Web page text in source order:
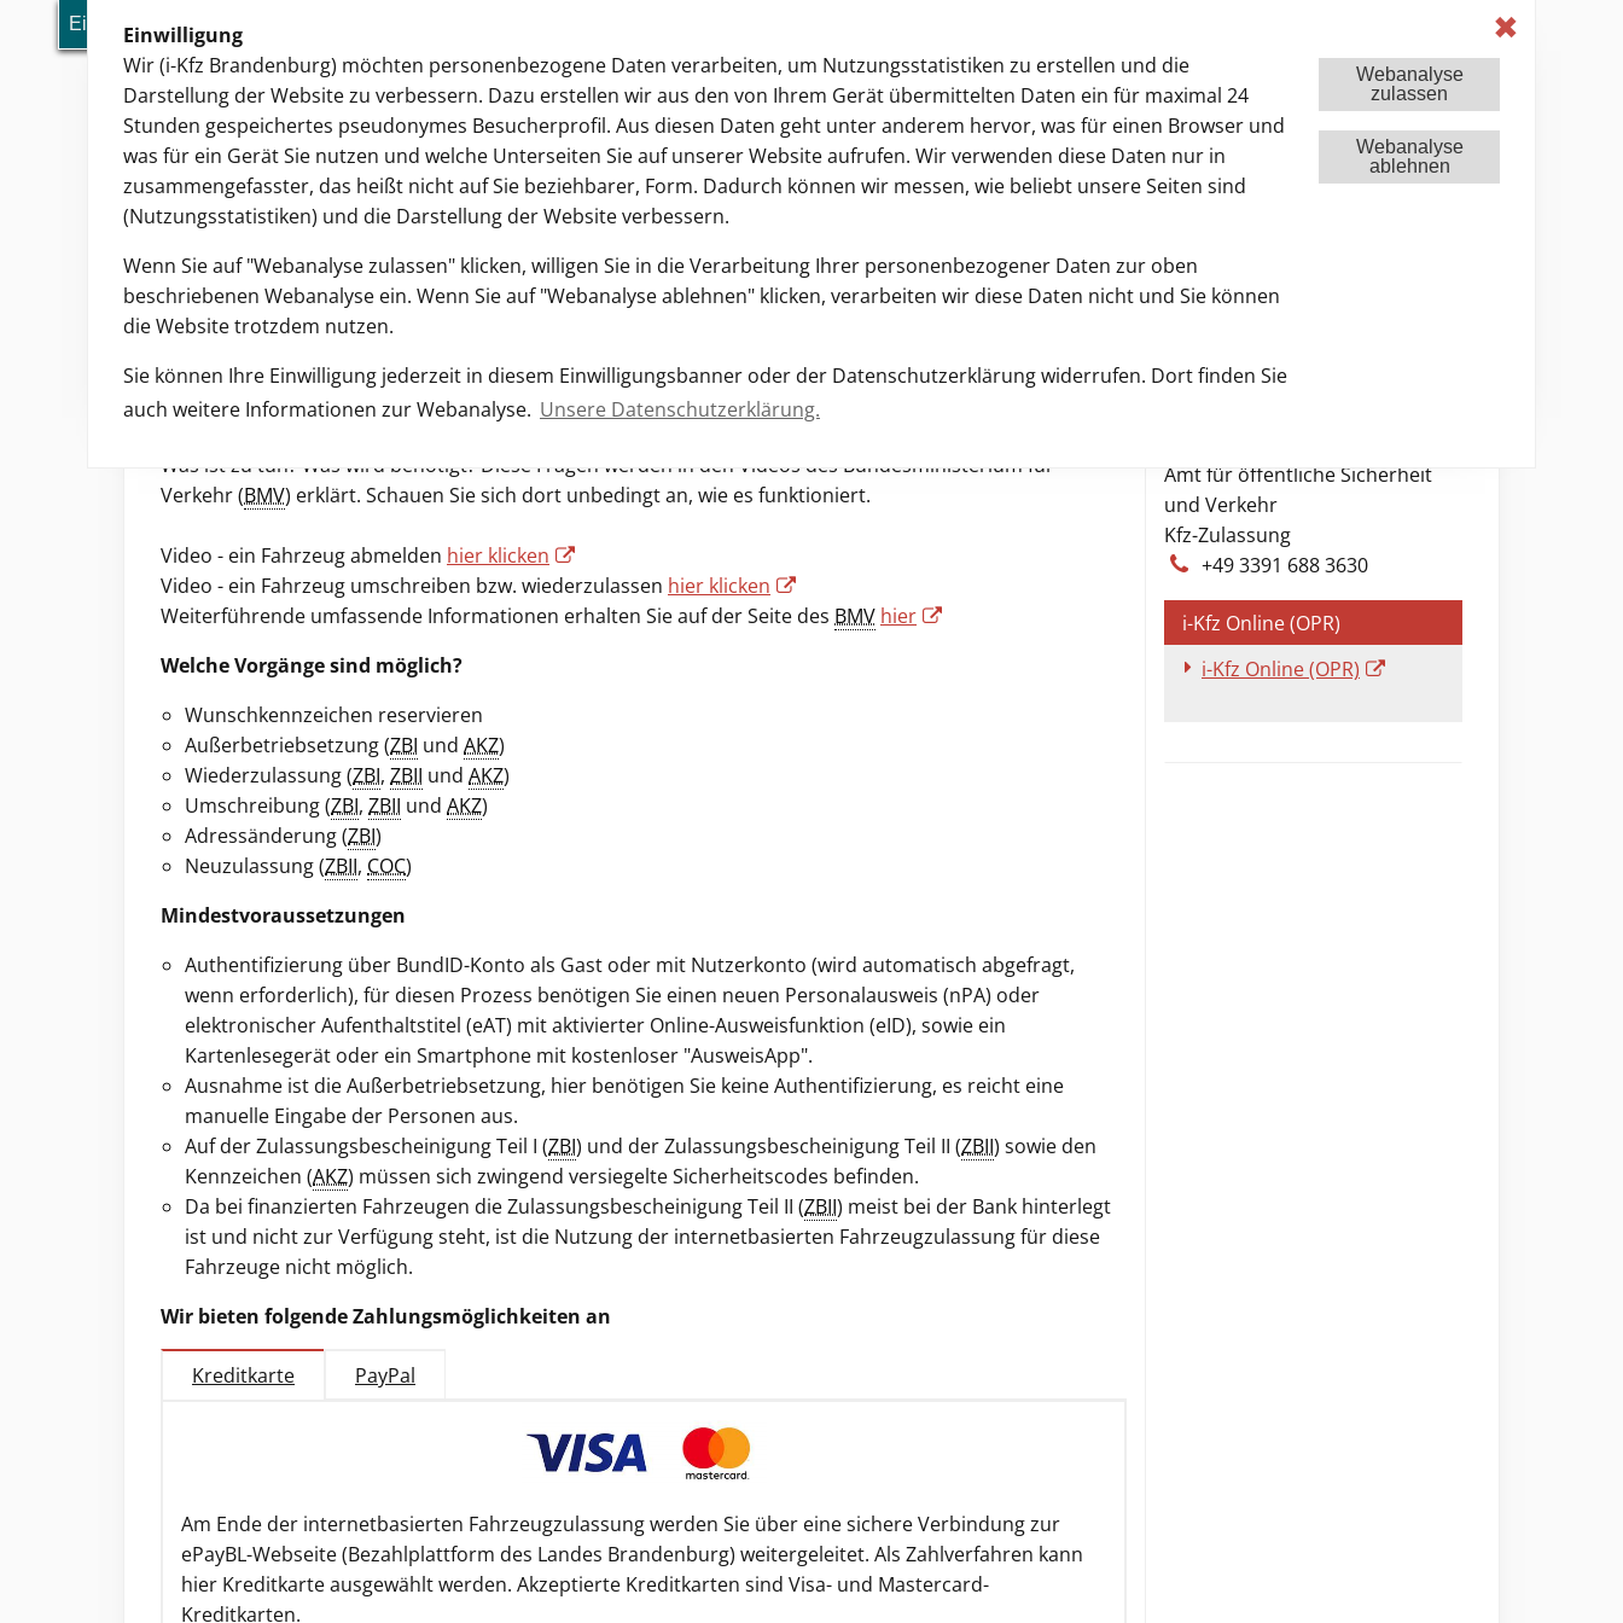
EinwilligungEinwilligung
Wir (i-Kfz Brandenburg) möchten personenbezogene Daten verarbeiten, um Nutzungsstatistiken zu erstellen und die
Darstellung der Website zu verbessern. Dazu erstellen wir aus den von Ihrem Gerät übermittelten Daten ein für maximal 24
Stunden gespeichertes pseudonymes Besucherprofil. Aus diesen Daten geht unter anderem hervor, was für einen Browser und
was für ein Gerät Sie nutzen und welche Unterseiten Sie auf unserer Website aufrufen. Wir verwenden diese Daten nur in
zusammengefasster, das heißt nicht auf Sie beziehbarer, Form. Dadurch können wir messen, wie beliebt unsere Seiten sind
(Nutzungsstatistiken) und die Darstellung der Website verbessern.
Wenn Sie auf "Webanalyse zulassen" klicken, willigen Sie in die Verarbeitung Ihrer personenbezogener Daten zur oben
beschriebenen Webanalyse ein. Wenn Sie auf "Webanalyse ablehnen" klicken, verarbeiten wir diese Daten nicht und Sie können
die Website trotzdem nutzen.
Sie können Ihre Einwilligung jederzeit in diesem Einwilligungsbanner oder der Datenschutzerklärung widerrufen. Dort finden Sie
auch weitere Informationen zur Webanalyse.
✖
Unsere Datenschutzerklärung.
Webanalyse
zulassen
Webanalyse
ablehnen
ikfz.brandenburg.de
Sie sind hier: Start Kfz-Zulassungsbehörden OPR Ostprignitz-Ruppin
Landkreis Ostprignitz-Ruppin
Herzlich willkommen zur internetbasierten Fahrzeugzulassung
Was ist zu tun? Was wird benötigt? Diese Fragen werden in den Videos des Bundesministerium für
Verkehr (BMV) erklärt. Schauen Sie sich dort unbedingt an, wie es funktioniert.
Video - ein Fahrzeug abmelden hier klicken
Video - ein Fahrzeug umschreiben bzw. wiederzulassen hier klicken
Weiterführende umfassende Informationen erhalten Sie auf der Seite des BMV hier
Welche Vorgänge sind möglich?
Wunschkennzeichen reservieren
Außerbetriebsetzung (ZBI und AKZ)
Wiederzulassung (ZBI, ZBII und AKZ)
Umschreibung (ZBI, ZBII und AKZ)
Adressänderung (ZBI)
Neuzulassung (ZBII, COC)
Mindestvoraussetzungen
Authentifizierung über BundID-Konto als Gast oder mit Nutzerkonto (wird automatisch abgefragt,
wenn erforderlich), für diesen Prozess benötigen Sie einen neuen Personalausweis (nPA) oder
elektronischer Aufenthaltstitel (eAT) mit aktivierter Online-Ausweisfunktion (eID), sowie ein
Kartenlesegerät oder ein Smartphone mit kostenloser "AusweisApp".
Ausnahme ist die Außerbetriebsetzung, hier benötigen Sie keine Authentifizierung, es reicht eine
manuelle Eingabe der Personen aus.
Auf der Zulassungsbescheinigung Teil I (ZBI) und der Zulassungsbescheinigung Teil II (ZBII) sowie den
Kennzeichen (AKZ) müssen sich zwingend versiegelte Sicherheitscodes befinden.
Da bei finanzierten Fahrzeugen die Zulassungsbescheinigung Teil II (ZBII) meist bei der Bank hinterlegt
ist und nicht zur Verfügung steht, ist die Nutzung der internetbasierten Fahrzeugzulassung für diese
Fahrzeuge nicht möglich.
Wir bieten folgende Zahlungsmöglichkeiten an
Kreditkarte PayPal
Am Ende der internetbasierten Fahrzeugzulassung werden Sie über eine sichere Verbindung zur
ePayBL-Webseite (Bezahlplattform des Landes Brandenburg) weitergeleitet. Als Zahlverfahren kann
hier Kreditkarte ausgewählt werden. Akzeptierte Kreditkarten sind Visa- und Mastercard-
Kreditkarten.
Kontakt
Amt für öffentliche Sicherheit
und Verkehr
Kfz-Zulassung
+49 3391 688 3630
i-Kfz Online (OPR)
i-Kfz Online (OPR)